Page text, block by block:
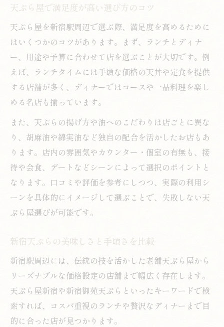
駅近で天ぷらを堪能できる活用アイデア
ランチやディナーに天ぷら屋を活用する
美味しい天ぷら屋をシーン別に楽しむ方法
伝統も新しさも味わえる天ぷらの楽しみ方
新宿天ぷら屋で伝統と新しさを両方体感
老舗の技と現代の工夫が光る天ぷらの魅力
天ぷらの歴史と今を感じる新宿の楽しみ方
コスパ重視なら新宿駅近くの天ぷらを検討
コスパの良い新宿天ぷら屋の見極め方
安い天ぷら屋で満足するためのポイント
天ぷら屋選びで重視すべきコスパ視点
ランチやディナーでコスパ天ぷら体験
天ぷらランチを新宿駅周辺で賢く味わう秘訣
天ぷら屋で満足できるランチ選びの秘訣
新宿天ぷらランチのお得な楽しみ方を紹介
駅近で味わう天ぷらランチの魅力と工夫
天ぷら屋で満足度が高い選び方のコツ
天ぷら屋を新宿駅周辺で選ぶ際、満足度を高めるために
はいくつかのコツがあります。まず、ランチとディナ
ー、用途や予算に合わせて店を選ぶことが大切です。例
えば、ランチタイムには手頃な価格の天丼や定食を提供
する店舗が多く、ディナーではコースや一品料理を楽し
める名店も揃っています。
また、天ぷらの揚げ方や油へのこだわりは店ごとに異な
り、胡麻油や綿実油など独自の配合を活かしたお店もあ
ります。店内の雰囲気やカウンター・個室の有無も、接
待や会食、デートなどシーンによって選択のポイントと
なります。口コミや評価を参考にしつつ、実際の利用シ
ーンを具体的にイメージして選ぶことで、失敗しない天
ぷら屋選びが可能です。
新宿天ぷらの美味しさと手頃さを比較
新宿駅周辺には、伝統の技を活かした老舗天ぷら屋から
リーズナブルな価格設定の店舗まで幅広く存在します。
天ぷら屋新宿や新宿御苑天ぷらといったキーワードで検
索すれば、コスパ重視のランチや贅沢なディナーまで目
的に合った店が見つかります。